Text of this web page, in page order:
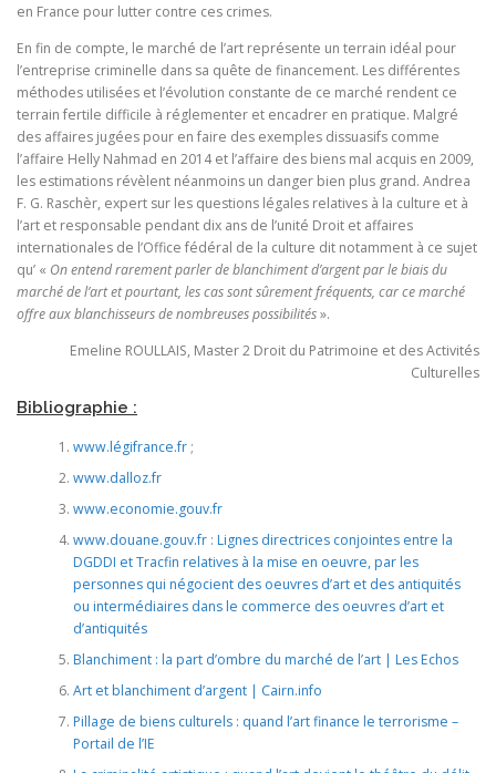
en France pour lutter contre ces crimes.
En fin de compte, le marché de l’art représente un terrain idéal pour
l’entreprise criminelle dans sa quête de financement. Les différentes
méthodes utilisées et l’évolution constante de ce marché rendent ce
terrain fertile difficile à réglementer et encadrer en pratique. Malgré
des affaires jugées pour en faire des exemples dissuasifs comme
l’affaire Helly Nahmad en 2014 et l’affaire des biens mal acquis en 2009,
les estimations révèlent néanmoins un danger bien plus grand. Andrea
F. G. Raschèr, expert sur les questions légales relatives à la culture et à
l’art et responsable pendant dix ans de l’unité Droit et affaires
internationales de l’Office fédéral de la culture dit notamment à ce sujet
qu’ « On entend rarement parler de blanchiment d’argent par le biais du
marché de l’art et pourtant, les cas sont sûrement fréquents, car ce marché
offre aux blanchisseurs de nombreuses possibilités».
Emeline ROULLAIS, Master 2 Droit du Patrimoine et des Activités
Culturelles
Bibliographie :
www.légifrance.fr;
www.dalloz.fr
www.economie.gouv.fr
www.douane.gouv.fr: Lignes directrices conjointes entre la
DGDDI et Tracfin relatives à la mise en oeuvre, par les
personnes qui négocient des oeuvres d’art et des antiquités
ou intermédiaires dans le commerce des oeuvres d’art et
d’antiquités
Blanchiment : la part d’ombre du marché de l’art | Les Echos
Art et blanchiment d’argent | Cairn.info
Pillage de biens culturels : quand l’art finance le terrorisme –
Portail de l’IE